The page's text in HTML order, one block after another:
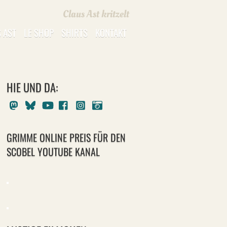
Claus Ast kritzelt
LE SHOP SHIRTS KONTAKT
HIE UND DA:
MastodonBlueskyYoutubeFacebookInstagram
GRIMME ONLINE PREIS FÜR DEN
SCOBEL YOUTUBE KANAL